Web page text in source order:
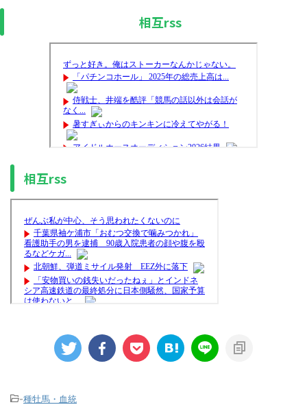
相互rss
相互rss
-種牡馬・血統